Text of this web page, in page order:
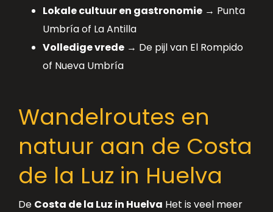
Lokale cultuur en gastronomie → Punta
Umbría of La Antilla
Volledige vrede → De pijl van El Rompido
of Nueva Umbría
Wandelroutes en
natuur aan de Costa
de la Luz in Huelva
De Costa de la Luz in Huelva Het is veel meer